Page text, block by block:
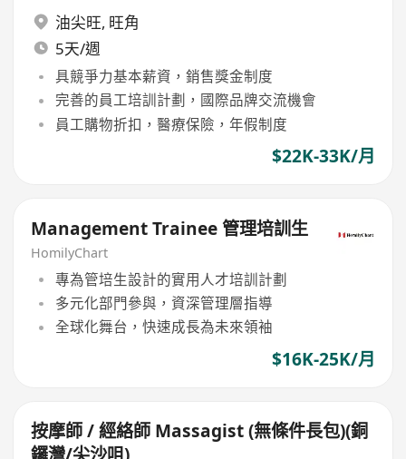
油尖旺, 旺角
5天/週
具競爭力基本薪資，銷售獎金制度
完善的員工培訓計劃，國際品牌交流機會
員工購物折扣，醫療保險，年假制度
$22K-33K/月
Management Trainee 管理培訓生
HomilyChart
專為管培生設計的實用人才培訓計劃
多元化部門參與，資深管理層指導
全球化舞台，快速成長為未來領袖
$16K-25K/月
按摩師 / 經絡師 Massagist (無條件長包)(銅